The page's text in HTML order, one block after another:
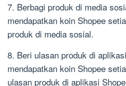
7. Berbagi produk di media
mendapatkan koin Shopee
produk di media sosial.
8. Beri ulasan produk di
mendapatkan koin Shopee
ulasan produk di aplikasi